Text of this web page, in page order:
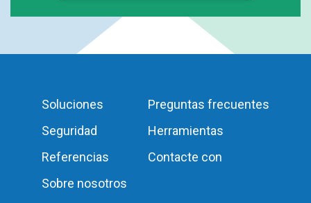
Soluciones
Seguridad
Referencias
Sobre nosotros
Preguntas frecuentes
Herramientas
Contacte con